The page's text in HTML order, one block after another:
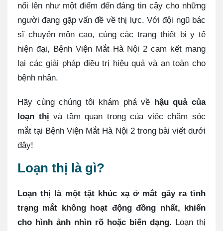
nổi lên như một điểm đến đáng tin cậy cho những
người đang gặp vấn đề về thị lực. Với đội ngũ bác
sĩ chuyên môn cao, cùng các trang thiết bị y tế
hiện đại, Bệnh Viện Mắt Hà Nội 2 cam kết mang
lại các giải pháp điều trị hiệu quả và an toàn cho
bệnh nhân.
Hãy cùng chúng tôi khám phá về hậu quả của
loạn thị và tầm quan trọng của việc chăm sóc
mắt tại Bệnh Viện Mắt Hà Nội 2 trong bài viết dưới
đây!
Loạn thị là gì?
Loạn thị là một tật khúc xạ ở mắt gây ra tình
trạng mắt không hoạt động đồng nhất, khiến
cho hình ảnh nhìn rõ hoặc biến dạng. Loạn thị